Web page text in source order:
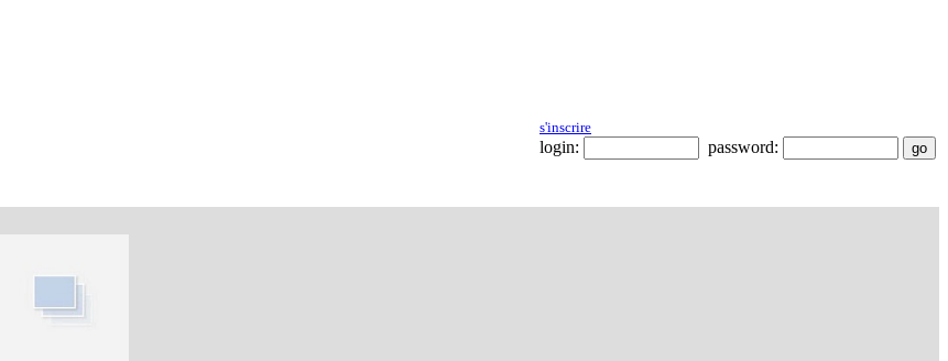
s'inscrire
login:
password: